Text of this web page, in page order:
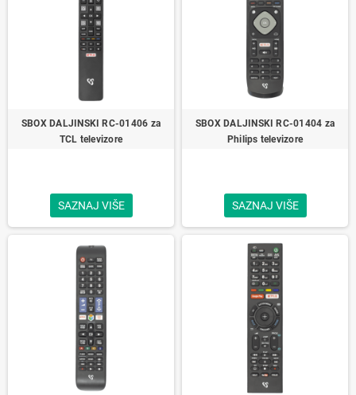
SBOX DALJINSKI RC-01406 za
TCL televizore
SAZNAJ VIŠE
SBOX DALJINSKI RC-01404 za
Philips televizore
SAZNAJ VIŠE